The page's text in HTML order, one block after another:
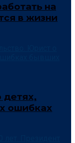
на
в жизни
детях,
ошибках